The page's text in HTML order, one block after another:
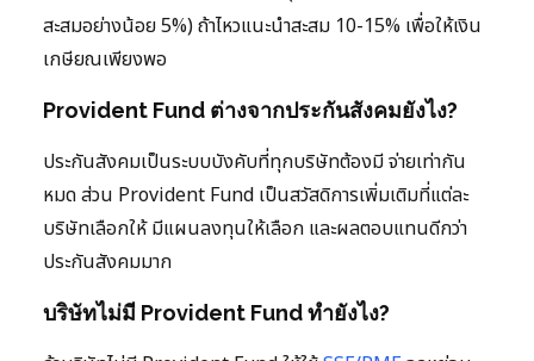
สะสมอย่างน้อย 5%) ถ้าไหวแนะนำสะสม 10-15% เพื่อให้เงิน
เกษียณเพียงพอ
Provident Fund ต่างจากประกันสังคมยังไง?
ประกันสังคมเป็นระบบบังคับที่ทุกบริษัทต้องมี จ่ายเท่ากัน
หมด ส่วน Provident Fund เป็นสวัสดิการเพิ่มเติมที่แต่ละ
บริษัทเลือกให้ มีแผนลงทุนให้เลือก และผลตอบแทนดีกว่า
ประกันสังคมมาก
บริษัทไม่มี Provident Fund ทำยังไง?